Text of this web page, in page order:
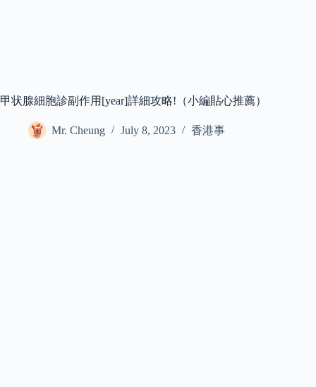
甲状腺細胞診副作用[year]詳細攻略!（小編貼心推薦）
Mr. Cheung July 8, 2023 香港事